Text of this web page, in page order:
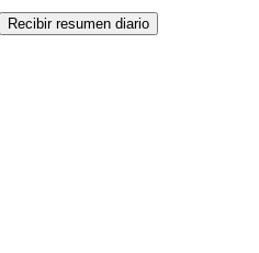
Recibir resumen diario